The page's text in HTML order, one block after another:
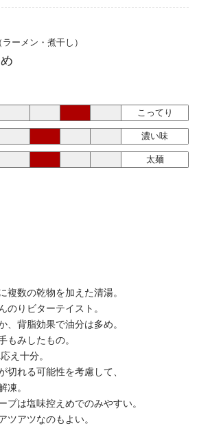
ーメン・煮干し）
こってり
濃い味
太麺
複数の乾物を加えた清湯。
のりビターテイスト。
、背脂効果で油分は多め。
もみしたもの。
え十分。
切れる可能性を考慮して、
凍。
プは塩味控えめでのみやすい。
ツアツなのもよい。